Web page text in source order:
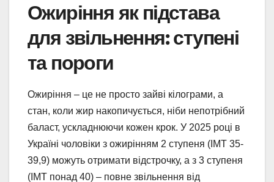
Ожиріння як підстава
для звільнення: ступені
та пороги
Ожиріння – це не просто зайві кілограми, а
стан, коли жир накопичується, ніби непотрібний
баласт, ускладнюючи кожен крок. У 2025 році в
Україні чоловіки з ожирінням 2 ступеня (ІМТ 35-
39,9) можуть отримати відстрочку, а з 3 ступеня
(ІМТ понад 40) – повне звільнення від